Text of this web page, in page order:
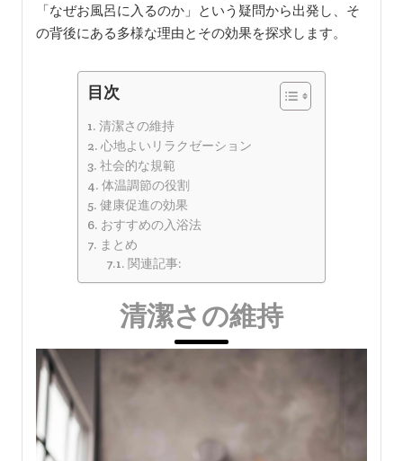
「なぜお風呂に入るのか」という疑問から出発し、そ
の背後にある多様な理由とその効果を探求します。
目次
清潔さの維持
心地よいリラクゼーション
社会的な規範
体温調節の役割
健康促進の効果
おすすめの入浴法
まとめ
関連記事:
清潔さの維持